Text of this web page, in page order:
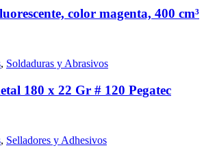
color magenta, 400 cm³
, Soldaduras y Abrasivos
180 x 22 Gr # 120 Pegatec
, Selladores y Adhesivos